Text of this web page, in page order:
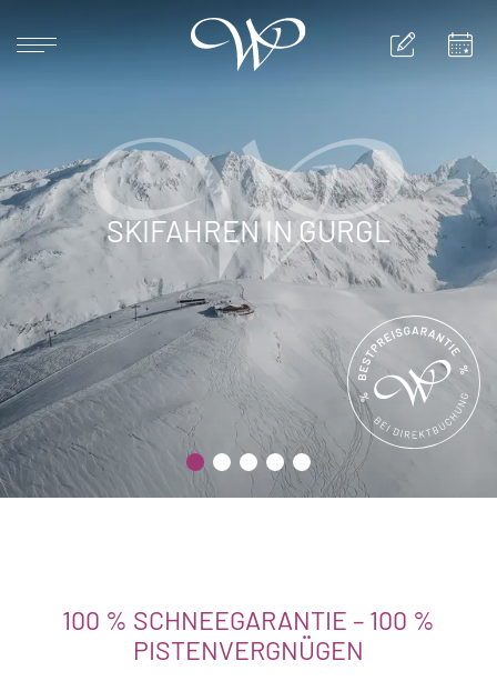
SKIFAHREN IN GURGL
100 % SCHNEEGARANTIE – 100 %
PISTENVERGNÜGEN
HOME
HOTEL
ZIMMER & SUITEN
ANGEBOTE & PAUSCHALEN
RESTAURANT & SONNENTERRASSE
OBERGURGL
SERVICE & INFO